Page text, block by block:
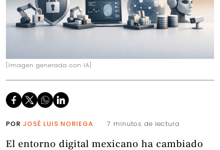
[Imagen generada con IA]
POR JOSÉ LUIS NORIEGA 7 minutos de lectura
El entorno digital mexicano ha cambiado